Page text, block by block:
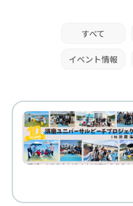
すべて
イベント情報